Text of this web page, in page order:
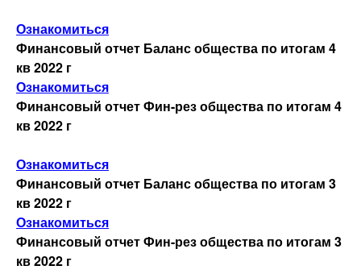
Ознакомиться
Финансовый отчет Баланс общества по итогам 4
кв 2022 г
Ознакомиться
Финансовый отчет Фин-рез общества по итогам 4
кв 2022 г
Ознакомиться
Финансовый отчет Баланс общества по итогам 3
кв 2022 г
Ознакомиться
Финансовый отчет Фин-рез общества по итогам 3
кв 2022 г